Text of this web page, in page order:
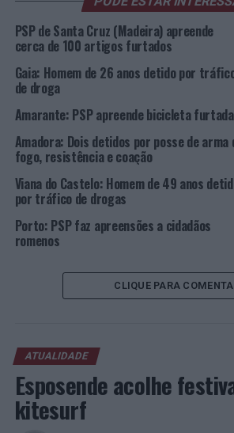
01 motor de arranque; 01 coletor de
volante para motociclo; 01 conjunto
completo para motociclo; 02 jogos de
01 conjunto para velocidades rápidas;
com capa; e 01 câmara de filmar com
O Comando Regional da Madeira
Porto Santo, procedeu, ainda, no mês
âmbito da Operação “Montra Segura –
não há saldos”, promoveu 15 ações de
estabelecimentos comerciais no
sentimento de segurança dos
PRÓXIMO
Castro Marim com IMI mínimo legal e
no IMI Familiar
NÃO PERCA
Famalicão: Jovem de 19 anos detida
PSP de Santa Cruz (Madeira) apreende
cerca de 100 artigos furtados
Gaia: Homem de 26 anos detido por
de droga
Amarante: PSP apreende bicicleta furtada
Amadora: Dois detidos por posse de arma
fogo, resistência e coação
Viana do Castelo: Homem de 49 anos
por tráfico de drogas
Porto: PSP faz apreensões a cidadãos
romenos
CLIQUE PARA
ATUALIDADE
Esposende acolhe
kitesurf